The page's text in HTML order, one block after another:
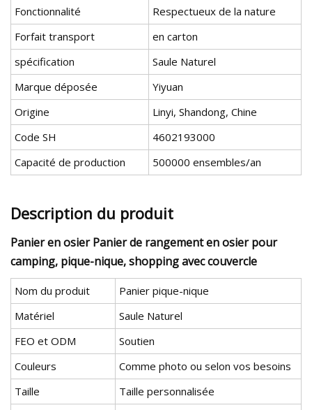
Fonctionnalité
Respectueux de la nature
Forfait transport
en carton
spécification
Saule Naturel
Marque déposée
Yiyuan
Origine
Linyi, Shandong, Chine
Code SH
4602193000
Capacité de production
500000 ensembles/an
Description du produit
Panier en osier Panier de rangement en osier pour
camping, pique-nique, shopping avec couvercle
Nom du produit
Panier pique-nique
Matériel
Saule Naturel
FEO et ODM
Soutien
Couleurs
Comme photo ou selon vos besoins
Taille
Taille personnalisée